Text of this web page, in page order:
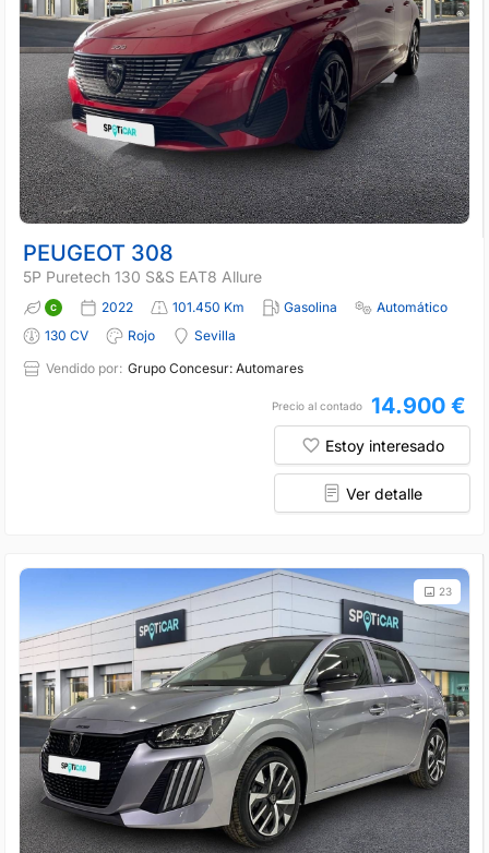
PEUGEOT 308
5P Puretech 130 S&S EAT8 Allure
2022 101.450 Km Gasolina
Automático
130 CV
Rojo
Sevilla
Vendido por: Grupo Concesur: Automares
Precio al contado 14.900 €
Estoy interesado
Ver detalle
23